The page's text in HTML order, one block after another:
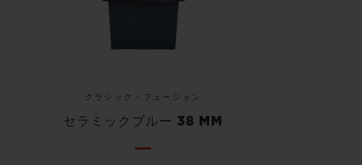
クラシック・フュージョン
セラミックブルー 38 MM